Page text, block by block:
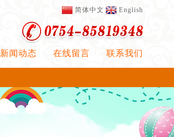
简体中文 English
新闻动态 在线留言 联系我们